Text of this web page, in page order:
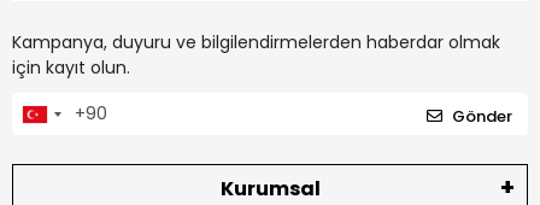
Kampanya, duyuru ve bilgilendirmelerden haberdar olmak
için kayıt olun.
Gönder
Kurumsal